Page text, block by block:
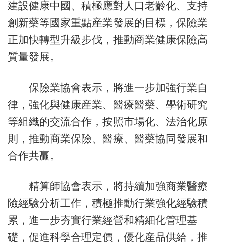
建設健康中國、積極應對人口老齡化、支持
創新藥等國家重點産業發展的目標，保險業
正加快轉型升級步伐，推動商業健康保險高
質量發展。
保險業協會表示，將進一步加強行業自
律，強化與健康産業、醫療醫藥、學術研究
等組織的交流合作，按照市場化、法治化原
則，推動商業保險、醫療、醫藥協同發展和
合作共贏。
精算師協會表示，將持續加強商業醫療
險經驗分析工作，積極推動行業強化經驗積
累，進一步夯實行業經營和精細化管理基
礎，促進科學合理定價，優化産品供給，推